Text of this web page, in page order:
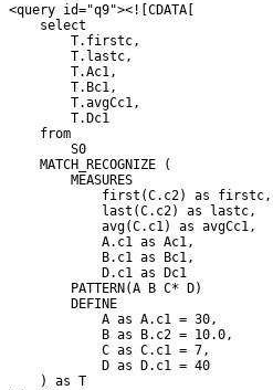
<query id="q9"><![CDATA[
    select
        T.firstc,
        T.lastc,
        T.Ac1,
        T.Bc1,
        T.avgCc1,
        T.Dc1
    from
        S0
    MATCH_RECOGNIZE (
        MEASURES
            first(C.c2) as firstc,
            last(C.c2) as lastc,
            avg(C.c1) as avgCc1,
            A.c1 as Ac1,
            B.c1 as Bc1,
            D.c1 as Dc1
        PATTERN(A B C* D)
        DEFINE
            A as A.c1 = 30,
            B as B.c2 = 10.0,
            C as C.c1 = 7,
            D as D.c1 = 40
    ) as T